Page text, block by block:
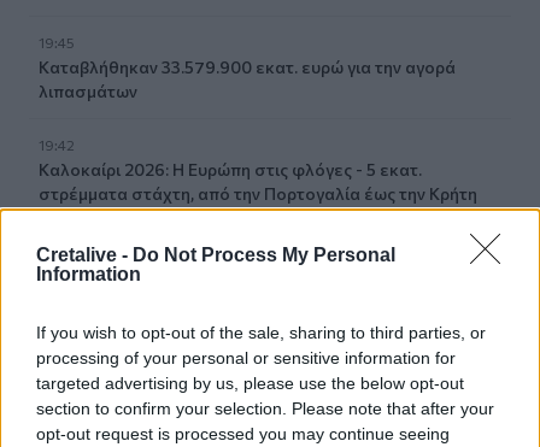
Cretalive - Do Not Process My Personal
Information
If you wish to opt-out of the sale, sharing to third parties, or
processing of your personal or sensitive information for
targeted advertising by us, please use the below opt-out
section to confirm your selection. Please note that after your
opt-out request is processed you may continue seeing
19:45
Καταβλήθηκαν 33.579.900 εκατ. ευρώ για την αγορά
λιπασμάτων
19:42
Καλοκαίρι 2026: Η Ευρώπη στις φλόγες - 5 εκατ.
στρέμματα στάχτη, από την Πορτογαλία έως την Κρήτη
(Βίντεο)
19:18
Χανιά: Σχεδόν 1 εκατ. ευρώ από το Ταμείο Αλληλεγγύης
του Υπουργείου Μετανάστευσης και Ασύλου για